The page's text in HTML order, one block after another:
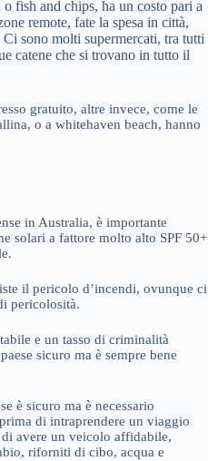
fish and chips, ha un costo pari a
remote, fate la spesa in città,
Ci sono molti supermercati, tra tutti
catene che si trovano in tutto il
gratuito, altre invece, come le
o a whitehaven beach, hanno
in Australia, è importante
solari a fattore molto alto SPF 50+
il pericolo d’incendi, ovunque ci
pericolosità.
e un tasso di criminalità
sicuro ma è sempre bene
è sicuro ma è necessario
di intraprendere un viaggio
avere un veicolo affidabile,
riforniti di cibo, acqua e